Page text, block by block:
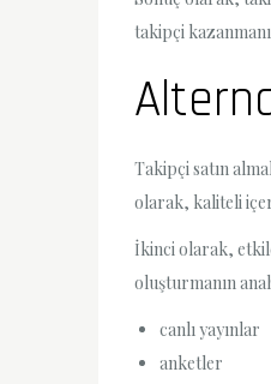
takipçi
Takipçi satın
olarak, kaliteli
İkinci olarak,
oluşturmanın
canlı yayınlar
anketler